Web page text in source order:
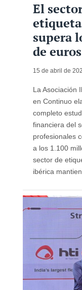
El
supera
de
15 de abril de
La Asociación
en Continuo
completo
financiera del
profesionales
a los 1.100
sector de
ibérica